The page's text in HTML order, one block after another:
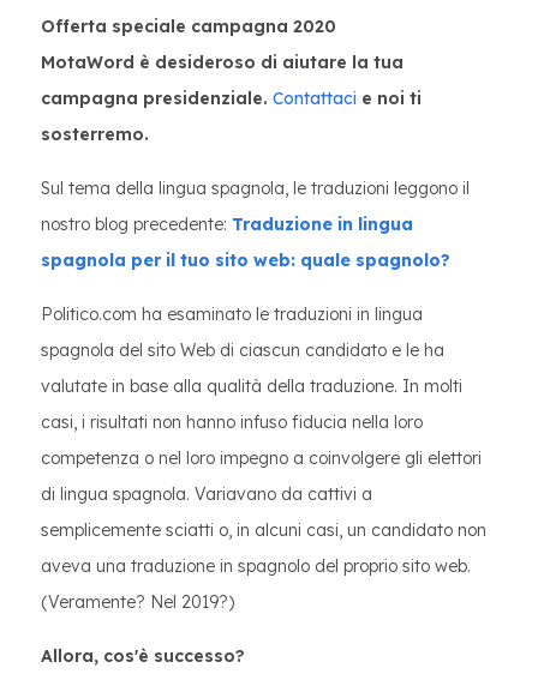
Offerta speciale campagna 2020
MotaWord è desideroso di aiutare la tua
campagna presidenziale. Contattaci e noi ti
sosterremo.
Sul tema della lingua spagnola, le traduzioni leggono il
nostro blog precedente: Traduzione in lingua
spagnola per il tuo sito web: quale spagnolo?
Politico.com ha esaminato le traduzioni in lingua
spagnola del sito Web di ciascun candidato e le ha
valutate in base alla qualità della traduzione. In molti
casi, i risultati non hanno infuso fiducia nella loro
competenza o nel loro impegno a coinvolgere gli elettori
di lingua spagnola. Variavano da cattivi a
semplicemente sciatti o, in alcuni casi, un candidato non
aveva una traduzione in spagnolo del proprio sito web.
(Veramente? Nel 2019?)
Allora, cos'è successo?